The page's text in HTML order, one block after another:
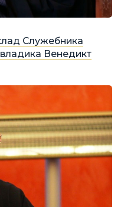
Служебника
владика Венедикт